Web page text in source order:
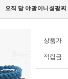
오직 달 야광이니셜팔찌
상품가
적립금